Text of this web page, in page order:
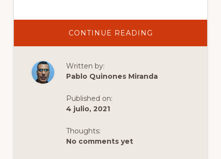
CONTINUE READING
MEJORES
EN
KIEV
Written by:
Pablo Quinones Miranda
Published on:
4 julio, 2021
Thoughts:
No comments yet